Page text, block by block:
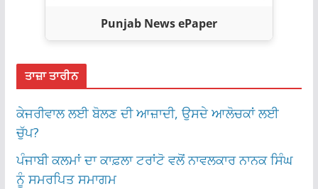
Punjab News ePaper
ਤਾਜ਼ਾ ਤਾਰੀਨ
ਕੇਜਰੀਵਾਲ ਲਈ ਬੋਲਣ ਦੀ ਆਜ਼ਾਦੀ, ਉਸਦੇ ਆਲੋਚਕਾਂ ਲਈ
ਚੁੱਪ?
ਪੰਜਾਬੀ ਕਲਮਾਂ ਦਾ ਕਾਫ਼ਲਾ ਟਰਾਂਟੋ ਵਲੋਂ ਨਾਵਲਕਾਰ ਨਾਨਕ ਸਿੰਘ
ਨੂੰ ਸਮਰਪਿਤ ਸਮਾਗਮ